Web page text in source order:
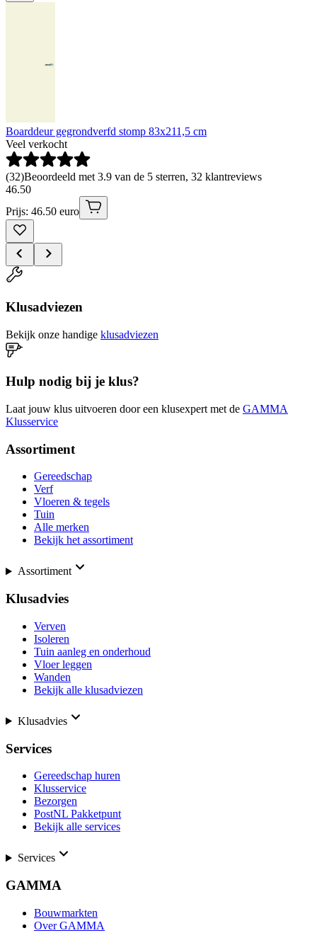
Boarddeur gegrondverfd stomp 83x211,5 cm
Veel verkocht
(32)Beoordeeld met 3.9 van de 5 sterren, 32 klantreviews
46.50
Prijs: 46.50 euro
Klusadviezen
Bekijk onze handige klusadviezen
Hulp nodig bij je klus?
Laat jouw klus uitvoeren door een klusexpert met de GAMMA
Klusservice
Assortiment
Gereedschap
Verf
Vloeren & tegels
Tuin
Alle merken
Bekijk het assortiment
Assortiment
Klusadvies
Verven
Isoleren
Tuin aanleg en onderhoud
Vloer leggen
Wanden
Bekijk alle klusadviezen
Klusadvies
Services
Gereedschap huren
Klusservice
Bezorgen
PostNL Pakketpunt
Bekijk alle services
Services
GAMMA
Bouwmarkten
Over GAMMA